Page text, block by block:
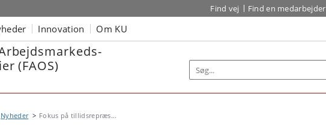
Find vej Find en medarbejder
Innovation Om KU
(FAOS)
Nyheder Fokus på tillidsrepræs...